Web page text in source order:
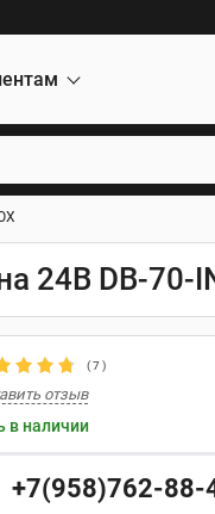
24В DB-70-
(7)
отзыв
в наличии
+7(958)762-88-